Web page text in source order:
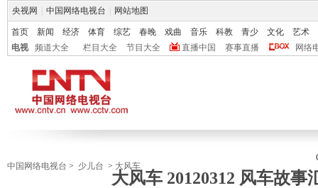
央视网 中国网络电视台 网站地图
首页 新闻 经济 体育 综艺 春晚 戏曲 音乐 科教 青少 文化
艺术
电视
频道大全 栏目大全 节目大全 直播中国 赛事直播 网络
中国网络电视台 > 少儿台 > 大风车
大风车 20120312 风车故事